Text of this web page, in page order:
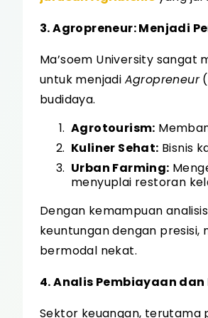
3. Agropreneur: Menjadi
Ma’soem University sangat
untuk menjadi Agropreneur
budidaya.
Agrotourism:
Kuliner Sehat: Bisnis
Urban Farming:
menyuplai restoran
Dengan kemampuan
keuntungan dengan
bermodal nekat.
4. Analis Pembiayaan dan
Sektor keuangan, terutama